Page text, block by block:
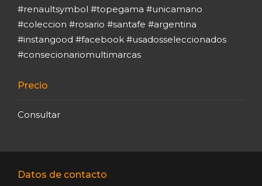
#renaultsymbol #topegama #unicamano
#coleccion #rosario #santafe #argentina
#instangood #facebook #usadosseleccionados
#consecionariomultimarcas
Precio
Consultar
Datos de contacto